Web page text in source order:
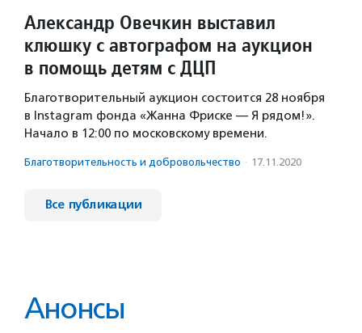
Александр Овечкин выставил
клюшку с автографом на аукцион
в помощь детям с ДЦП
Благотворительный аукцион состоится 28 ноября
в Instagram фонда «Жанна Фриске — Я рядом!».
Начало в 12:00 по московскому времени.
Благотвори­тель­ность и доброволь­чест­во · 17.11.2020
Все публикации
Анонсы